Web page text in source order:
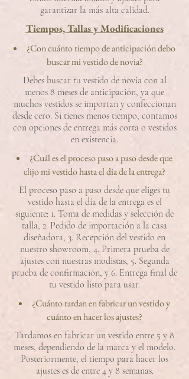
garantizar la más alta calidad.
Tiempos, Tallas y Modificaciones
¿Con cuánto tiempo de anticipación debo
buscar mi vestido de novia?
Debes buscar tu vestido de novia con al
menos 8 meses de anticipación, ya que
muchos vestidos se importan y confeccionan
desde cero. Si tienes menos tiempo, contamos
con opciones de entrega más corta o vestidos
en existencia.
¿Cuál es el proceso paso a paso desde que
elijo mi vestido hasta el día de la entrega?
El proceso paso a paso desde que eliges tu
vestido hasta el día de la entrega es el
siguiente: 1. Toma de medidas y selección de
talla, 2. Pedido de importación a la casa
diseñadora, 3. Recepción del vestido en
nuestro showroom, 4. Primera prueba de
ajustes con nuestras modistas, 5. Segunda
prueba de confirmación, y 6. Entrega final de
tu vestido listo para usar.
¿Cuánto tardan en fabricar un vestido y
cuánto en hacer los ajustes?
Tardamos en fabricar un vestido entre 5 y 8
meses, dependiendo de la marca y el modelo.
Posteriormente, el tiempo para hacer los
ajustes es de entre 4 y 8 semanas.